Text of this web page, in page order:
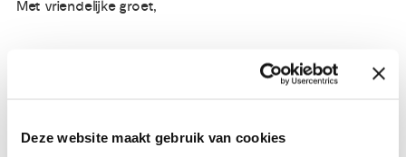
Deze website maakt gebruik van cookies
Met vriendelijke groet,
Dr. Coen Bongers, inspanningsfysioloog, Radboudumc